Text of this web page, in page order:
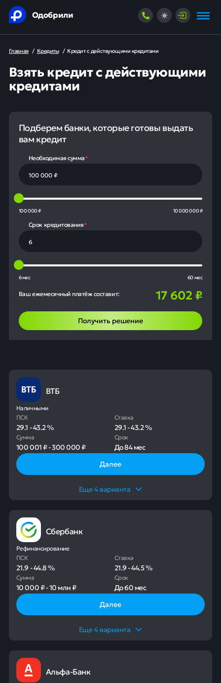
Одобрили
Главная / Кредиты / Кредит с действующими кредитами
Взять кредит с действующими
кредитами
Подберем банки, которые готовы выдать
вам кредит
Необходимая сумма*
100 000 ₽ 10 000 000 ₽
Срок кредитования*
6 мес 60 мес
Ваш ежемесячный платёж составит: 17 602₽
Получить решение
ВТБ
Наличными
ПСК
29.1-43.2%
Ставка
29.1-43.2%
Сумма
100 001 ₽-300 000 ₽
Срок
До84 мес
Далее
Еще4 варианта
Сбербанк
Рефинансирование
ПСК
21.9-44.8%
Ставка
21.9-44.5%
Сумма
10 000 ₽-10 млн ₽
Срок
До60 мес
Далее
Еще4 варианта
Альфа-Банк